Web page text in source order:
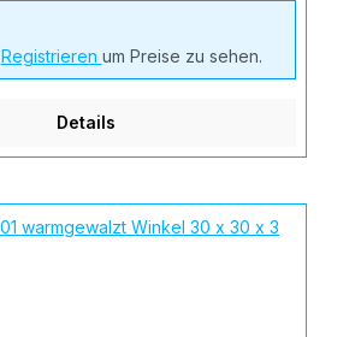
Registrieren um Preise zu sehen.
Details